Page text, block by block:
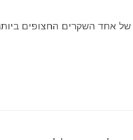
אחד השקרים החצופים